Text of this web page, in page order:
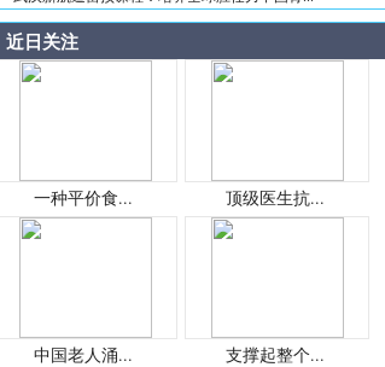
近日关注
一种平价食... 顶级医生抗...
中国老人涌... 支撑起整个...